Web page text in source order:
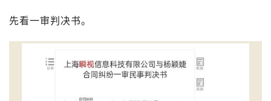
先看一审判决书。